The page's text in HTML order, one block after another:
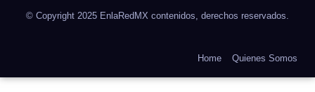
© Copyright 2025 EnlaRedMX contenidos, derechos reservados.
Home Quienes Somos